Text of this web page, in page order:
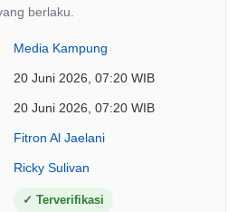
berlaku.
Media Kampung
20 Juni 2026, 07:20 WIB
20 Juni 2026, 07:20 WIB
Fitron Al Jaelani
Ricky Sulivan
✓ Terverifikasi